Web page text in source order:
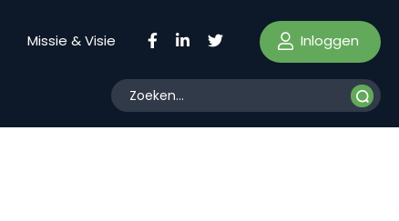
Missie & Visie Inloggen